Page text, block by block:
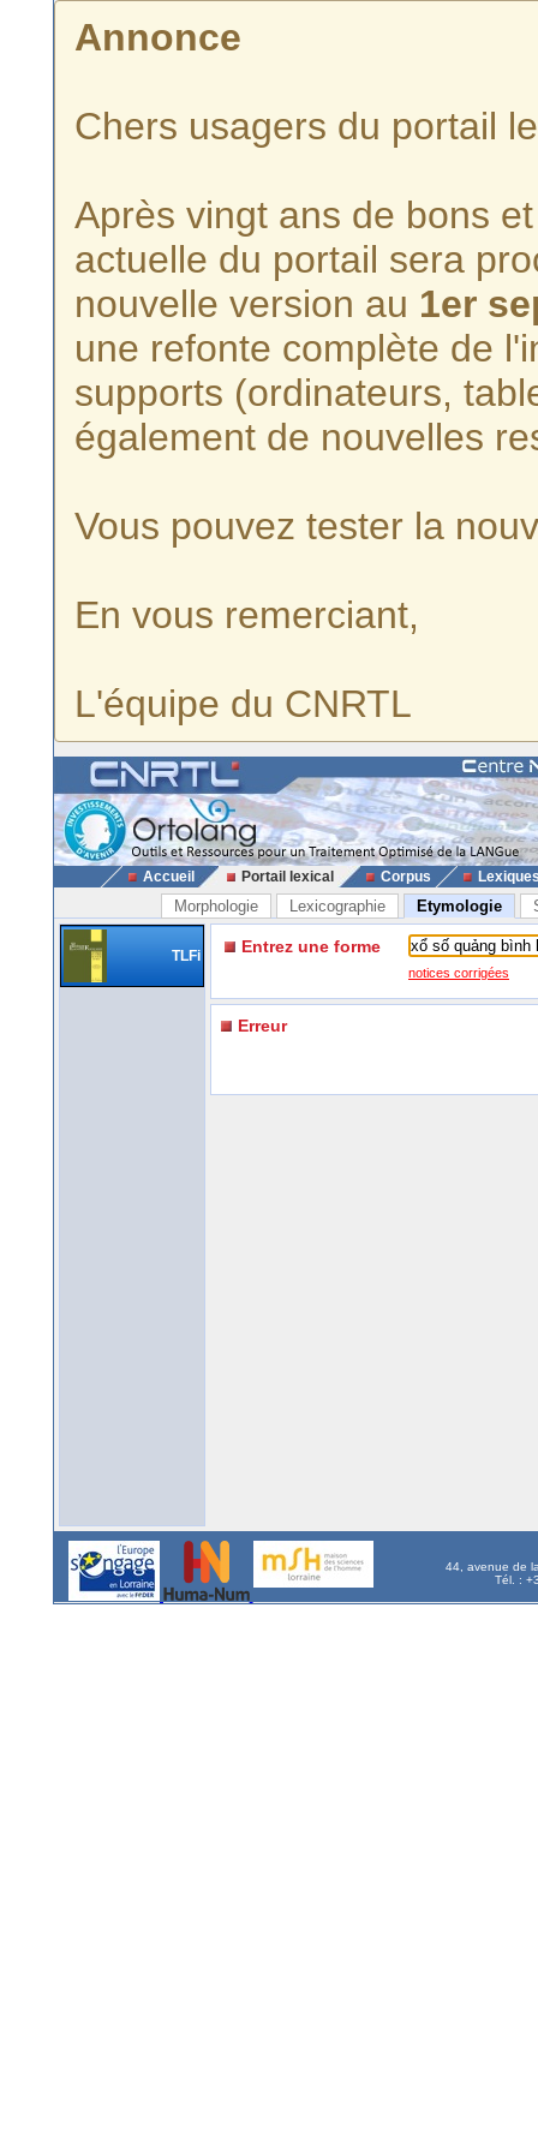
Annonce
Chers usagers du portail
Après vingt ans de bons
actuelle du portail sera
nouvelle version au 1er
une refonte complète de
supports (ordinateurs,
également de nouvelles
Vous pouvez tester la
En vous remerciant,
L'équipe du CNRTL
Accueil Portail lexical Corpus
Morphologie Lexicographie Etymologie
TLFi Entrez une forme
notices corrigées
Erreur
44, avenue de
Tél. :